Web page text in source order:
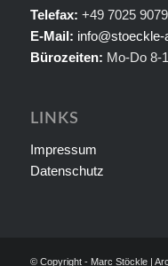
Telefax: +49 7025
E-Mail:
Bürozeiten: Mo-Do 8-
LINKS
Impressum
Datenschutz
© Copyright - Marc Stöckle |